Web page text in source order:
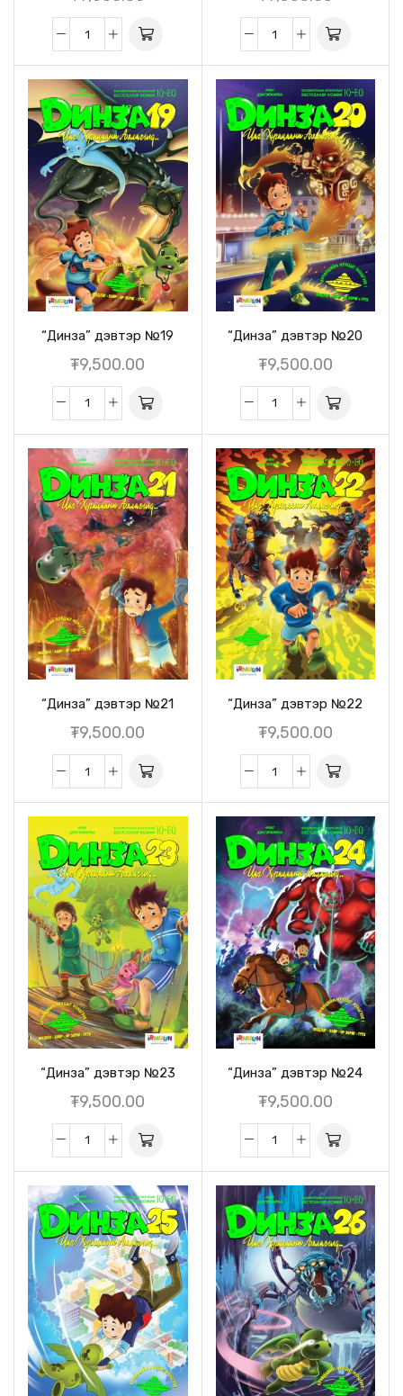
“Динза” дэвтэр №19
₮9,500.00
“Динза” дэвтэр №20
₮9,500.00
“Динза” дэвтэр №21
₮9,500.00
“Динза” дэвтэр №22
₮9,500.00
“Динза” дэвтэр №23
₮9,500.00
“Динза” дэвтэр №24
₮9,500.00